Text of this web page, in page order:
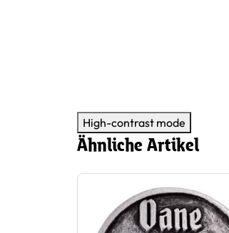
High-contrast mode
Ähnliche Artikel